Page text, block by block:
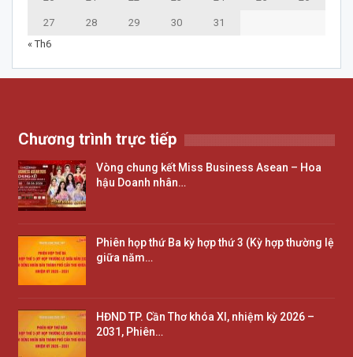
27 28 29 30
31
« Th6
Chương trình trực tiếp
Vòng chung kết Miss Business Asean – Hoa
hậu Doanh nhân…
Phiên họp thứ Ba kỳ hợp thứ 3 (Kỳ hợp thường lệ
giữa năm…
HĐND TP. Cần Thơ khóa XI, nhiệm kỳ 2026 –
2031, Phiên…